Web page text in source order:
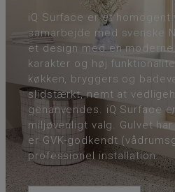
iQ Surface er et homogent
samarbejde med svenske
et design med en moderne
karakter og høj
køkken, bryggers og
slidstærkt, nemt at
genanvendes. iQ Surface
miljøvenligt valg. Gulvet
er GVK-godkendt
professionel installation.